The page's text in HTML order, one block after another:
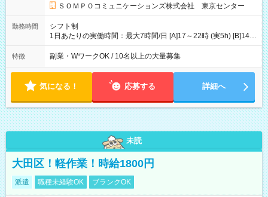
月収22万240円 ◎ショートシフト（週3日×実5h） [1]月曜日収：
10400円×4日＝41600円 [2]金曜日収：11400円×4日＝45600円
[3]土曜日収：11400円×5日＝57000円 [1]＋[2]＋[3]＝月収14万
4200円 【試用期間】試用期間あり 試用期間の長さ：3ヶ月 ※ 雇
態：本採用時と同じです。 給与：時給 1,780円以上 ※各加算給
無
ＳＯＭＰＯコミュニケーションズ株式会社 東京センター
勤務時間
シフト制
1日あたりの実働時間：最大7時間/日 [A]17～22時 (実5h) [B]14～
22時 (実7h/休1h） ★週3～5日※土or日必須 ◎休日：平日メイン
※[B]OJT終了後要相談 ◎下記選択制 （1）曜日固定 週3～・土or
選択可 ▶ご確認 祝日/GW/年末年始等も シフト通りの出勤が必要
です
特徴 副業・WワークOK / 10名以上の大量募集
気になる！ 応募する 詳細へ
未読
大田区！軽作業！時給1800円
派遣 職種未経験OK ブランクOK